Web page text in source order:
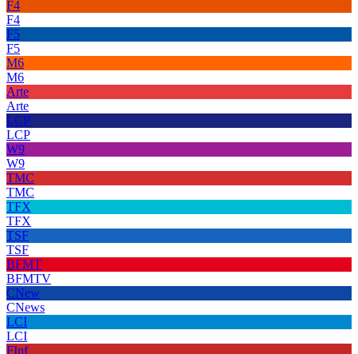
F4
F4
F5
F5
M6
M6
Arte
Arte
LCP
LCP
W9
W9
TMC
TMC
TFX
TFX
TSF
TSF
BFMT
BFMTV
CNew
CNews
LCI
LCI
FInf